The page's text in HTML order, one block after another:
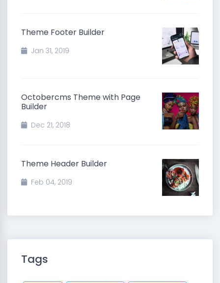
Theme Footer Builder
Jan 31, 2019
Octobercms Theme with Page
Builder
Dec 21, 2018
Theme Header Builder
Feb 04, 2019
Tags